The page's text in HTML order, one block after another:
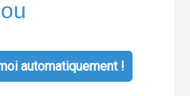
ou
automatiquement !